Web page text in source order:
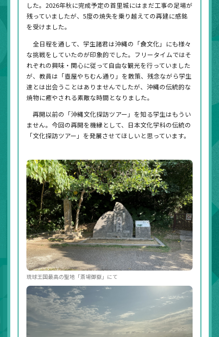
した。2026年秋に完成予定の首里城にはまだ工事の足場が
残っていましたが、5度の焼失を乗り越えての再建に感銘
を受けました。
全日程を通して、学生諸君は沖縄の「食文化」にも様々
な挑戦をしていたのが印象的でした。フリータイムではそ
れぞれの興味・関心に従って自由な観光を行っていました
が、教員は「壺屋やちむん通り」を散策、残念ながら学生
達とは出会うことはありませんでしたが、沖縄の伝統的な
焼物に癒やされる素敵な時間となりました。
再開以前の「沖縄文化探訪ツアー」を知る学生はもうい
ません。今回の再開を機縁として、日本文化学科の伝統の
「文化探訪ツアー」を発展させてほしいと思っています。
琉球王国最高の聖地「斎場御嶽」にて